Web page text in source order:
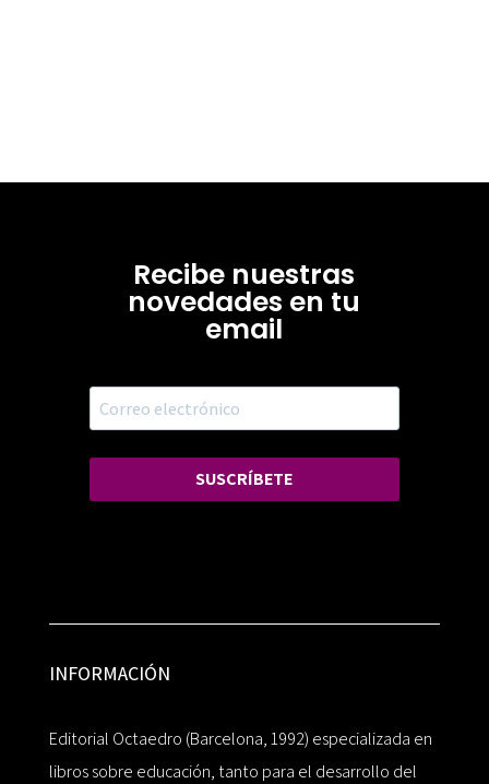
Recibe nuestras
novedades en tu
email
SUSCRÍBETE
INFORMACIÓN
Editorial Octaedro (Barcelona, 1992) especializada en
libros sobre educación, tanto para el desarrollo del